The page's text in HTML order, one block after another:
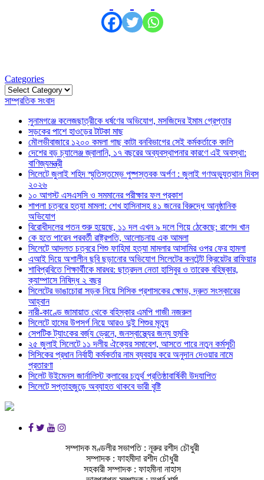
Categories
Categories
সাম্প্রতিক সংবাদ
সুনামগঞ্জে কলেজছাত্রীকে ধর্ষণের অভিযোগ, মসজিদের ইমাম গ্রেপ্তার
সড়কের পাশে হাওড়ের টাটকা মাছ
মৌলভীবাজারে ১২০০ কমলা গাছ কাটা বনবিভাগের সেই কর্মকর্তাকে বদলি
দেশের বড় চ্যালেঞ্জ জ্বালানি, ১৭ বছরের অব্যবস্থাপনার কারণে এই অবস্থা:
বাণিজ্যমন্ত্রী
সিলেটে জুলাই শহিদ স্মৃতিস্তম্ভে পুষ্পস্তবক অর্পণ : জুলাই গণঅভ্যুত্থান দিবস
২০২৬
১০ আগস্ট এসএসসি ও সমমানের পরীক্ষার ফল প্রকাশ
শাপলা চত্বরে হত্যা মামলা: শেখ হাসিনাসহ ৪১ জনের বিরুদ্ধে আনুষ্ঠানিক
অভিযোগ
বিরোধীদলের পতন শুরু হয়েছে, ১১ দল এখন ৯ দলে গিয়ে ঠেকেছে: রাশেদ খান
কে হতে পারেন পরবর্তী রাষ্ট্রপতি, আলোচনায় এক আমলা
সিলেটে আদলত চত্বরে শিশু ফাহিমা হত্যা মামলার আসামির ওপর ফের হামলা
এআই দিয়ে অশালীন ছবি ছড়ানোর অভিযোগ সিলেটের কনটেন্ট ক্রিয়েটর রাফিয়ার
শাবিপ্রবিতে শিক্ষার্থীকে মারধর: ছাত্রদল নেতা হাসিবুর ও তারেক বহিষ্কার,
ক্যাম্পাসে নিষিদ্ধ ২ বছর
সিলেটের ভাঙাচোরা সড়ক নিয়ে সিসিক প্রশাসকের ক্ষোভ, দ্রুত সংস্কারের
আহ্বান
নারী-কাণ্ডে জামায়াত থেকে বহিস্কার এমপি গাজী নজরুল
সিলেটে হামের উপসর্গ নিয়ে আরও দুই শিশুর মৃত্যু
সেপটিক ট্যাংকের বর্জ্য ড্রেনে, জনস্বাস্থ্যের জন্য হুমকি
২৫ জুলাই সিলেটে ১১ দলীয় ঐক্যের সমাবেশ, আসতে পারে নতুন কর্মসুচী
সিসিকের প্রধান নির্বাহী কর্মকর্তার নাম ব্যবহার করে অনুদান দেওয়ার নামে
প্রতারণা
সিলেট উইমেনস জার্নালিস্ট ক্লাবের চতুর্থ প্রতিষ্ঠাবার্ষিকী উদযাপিত
সিলেটে সপ্তাহজুড়ে অব্যাহত থাকবে ভারী বৃষ্টি
সম্পাদক মণ্ডলীর সভাপতি : নূরুর রশীদ চৌধুরী
সম্পাদক : ফাহমীদা রশীদ চৌধুরী
সহকারী সম্পাদক : ফাহমীনা নাহাস